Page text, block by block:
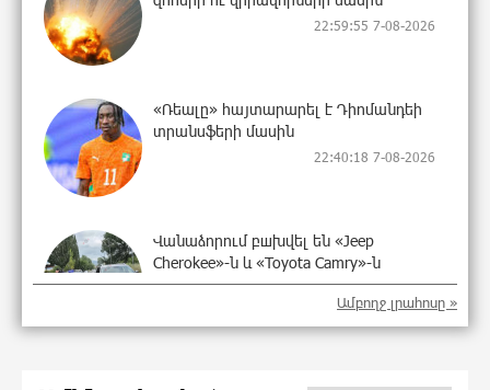
22:59:55 7-08-2026
«Ռեալը» հայտարարել է Դիոմանդեի
տրանսֆերի մասին
22:40:18 7-08-2026
Վանաձորում բшխվել են «Jeep
Cherokee»-ն և «Toyota Camry»-ն
22:21:15 7-08-2026
Ամբողջ լրահոսը »